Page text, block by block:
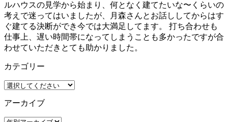
ルハウスの見学から始まり、何となく建てたいな〜くらいの
考えで迷ってはいましたが、月森さんとお話ししてからはす
ぐ建てる決断ができ今では大満足してます。 打ち合わせも
仕事上、遅い時間帯になってしまうことも多かったですが合
わせていただきとても助かりました。
カテゴリー
アーカイブ